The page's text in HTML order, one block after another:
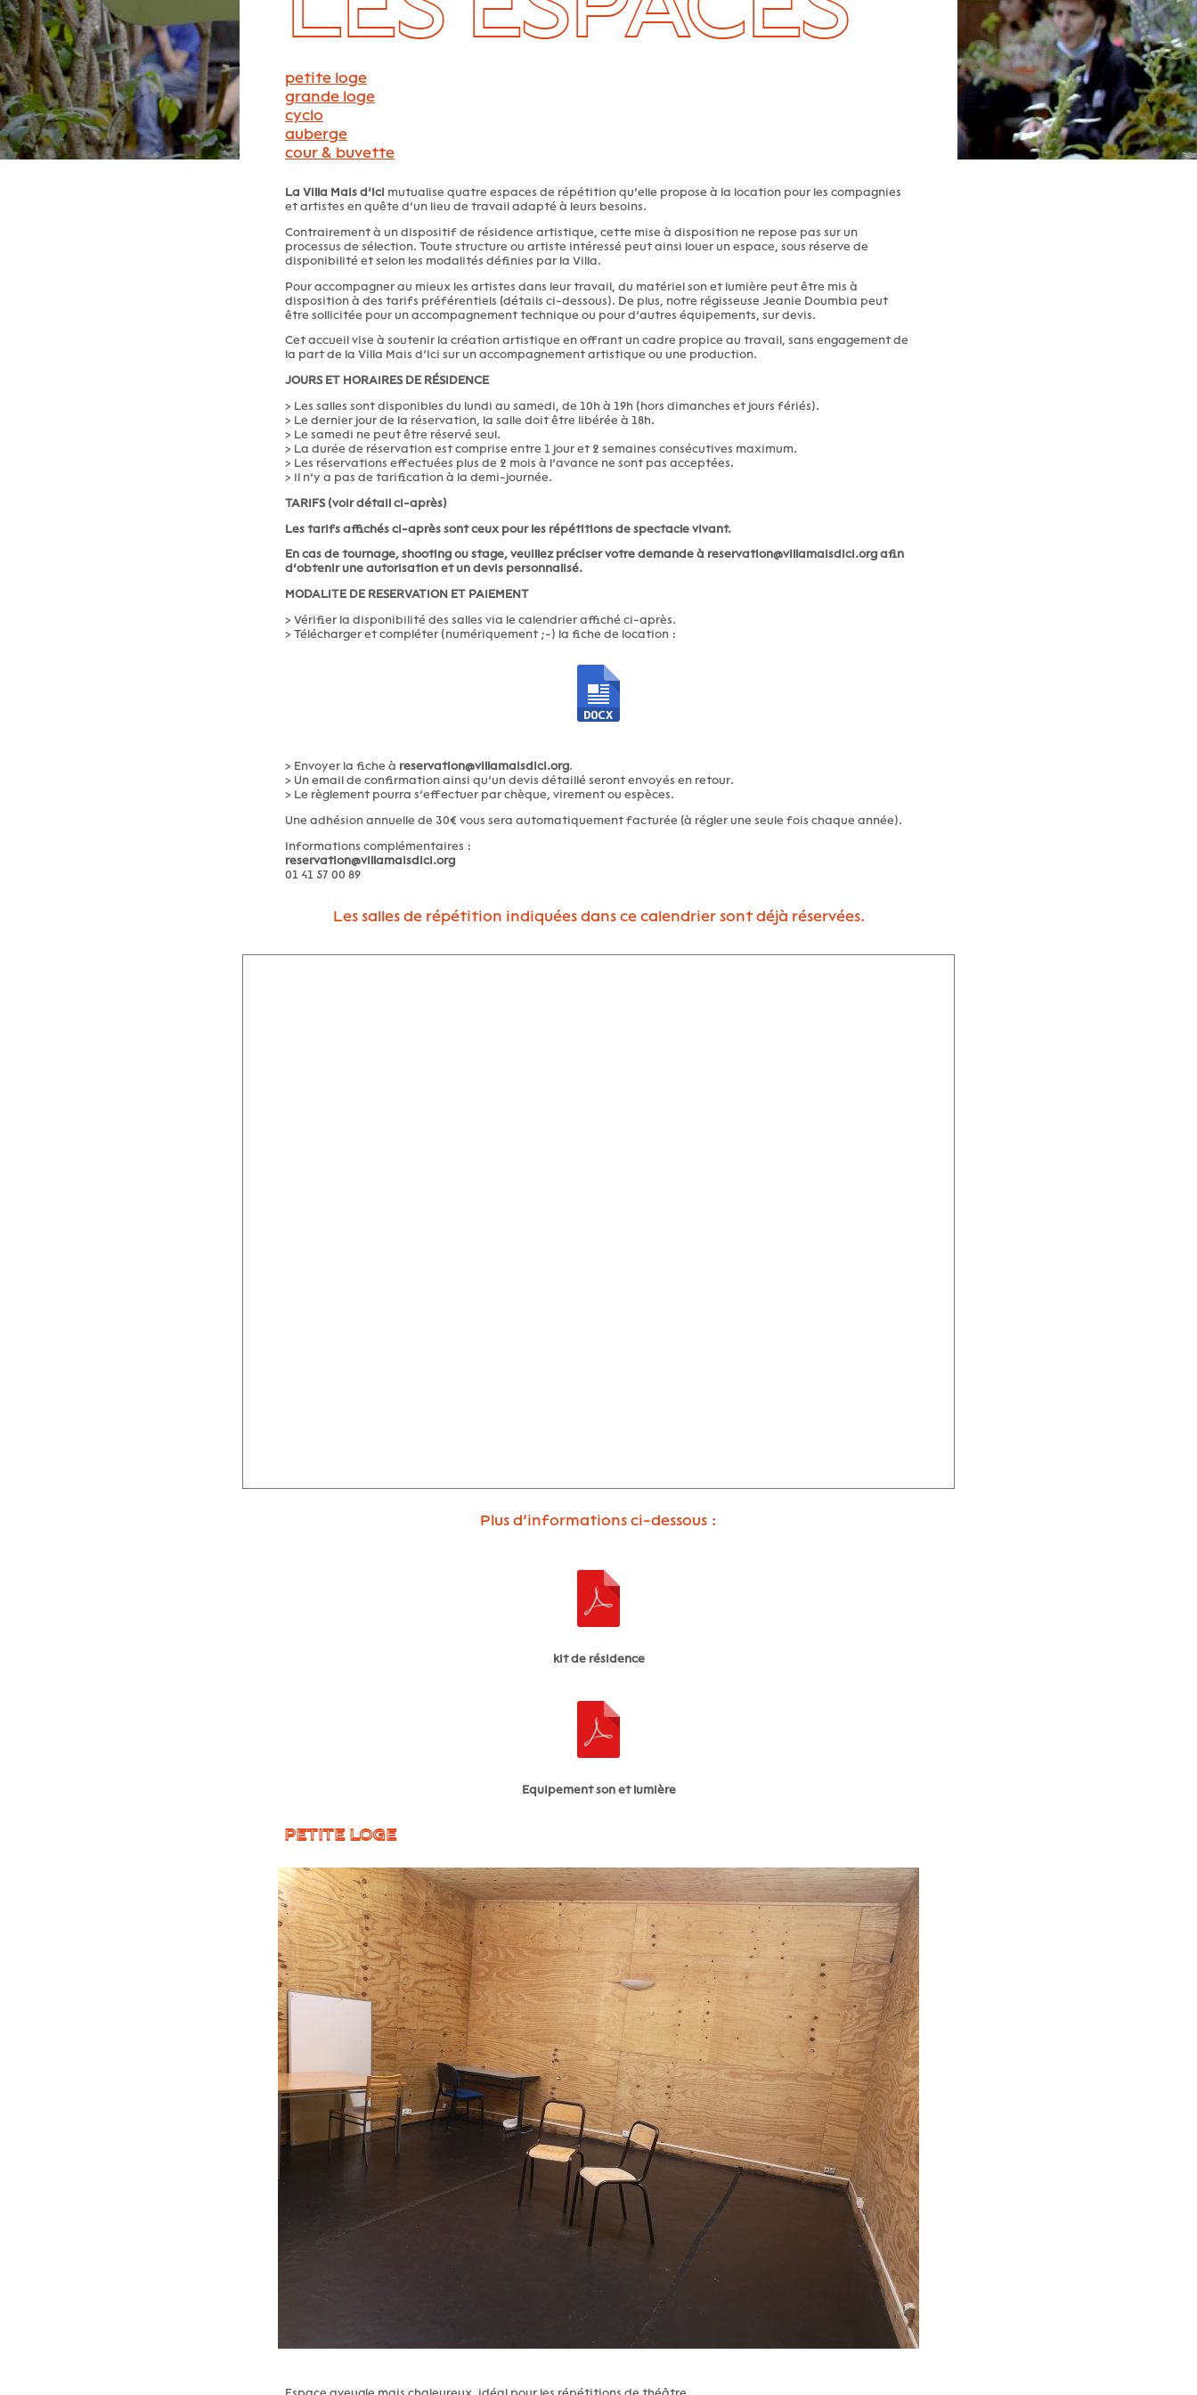
petite loge
grande loge
cyclo
auberge
cour & buvette
La Villa Mais d’Ici mutualise quatre espaces de répétition qu’elle propose à la location pour les compagnies
et artistes en quête d’un lieu de travail adapté à leurs besoins.
Contrairement à un dispositif de résidence artistique, cette mise à disposition ne repose pas sur un
processus de sélection. Toute structure ou artiste intéressé peut ainsi louer un espace, sous réserve de
disponibilité et selon les modalités définies par la Villa.
Pour accompagner au mieux les artistes dans leur travail, du matériel son et lumière peut être mis à
disposition à des tarifs préférentiels (détails ci-dessous). De plus, notre régisseuse Jeanie Doumbia peut
être sollicitée pour un accompagnement technique ou pour d’autres équipements, sur devis.
Cet accueil vise à soutenir la création artistique en offrant un cadre propice au travail, sans engagement de
la part de la Villa Mais d’Ici sur un accompagnement artistique ou une production.
JOURS ET HORAIRES DE RÉSIDENCE
> Les salles sont disponibles du lundi au samedi, de 10h à 19h (hors dimanches et jours fériés).
> Le dernier jour de la réservation, la salle doit être libérée à 18h.
> Le samedi ne peut être réservé seul.
> La durée de réservation est comprise entre 1 jour et 2 semaines consécutives maximum.
> Les réservations effectuées plus de 2 mois à l’avance ne sont pas acceptées.
> Il n’y a pas de tarification à la demi-journée.
TARIFS (voir détail ci-après)
Les tarifs affichés ci-après sont ceux pour les répétitions de spectacle vivant.
En cas de tournage, shooting ou stage, veuillez préciser votre demande à reservation@villamaisdici.orgafin
d’obtenir une autorisation et un devis personnalisé.
MODALITE DE RESERVATION ET PAIEMENT
> Vérifier la disponibilité des salles via le calendrier affiché ci-après.
> Télécharger et compléter (numériquement ;-) la fiche de location :
> Envoyer la fiche à reservation@villamaisdici.org.
> Un email de confirmation ainsi qu’un devis détaillé seront envoyés en retour.
> Le règlement pourra s’effectuer par chèque, virement ou espèces.
Une adhésion annuelle de 30€ vous sera automatiquement facturée (à régler une seule fois chaque année).
Informations complémentaires :
reservation@villamaisdici.org
01 41 57 00 89
Les salles de répétition indiquées dans ce calendrier sont déjà réservées.
Plus d’informations ci-dessous :
kit de résidence
Equipement son et lumière
PETITE LOGE